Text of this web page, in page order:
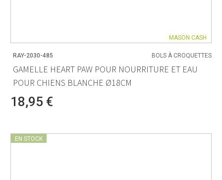
MASON CASH
RAY-2030-485 BOLS À CROQUETTES
GAMELLE HEART PAW POUR NOURRITURE ET EAU
POUR CHIENS BLANCHE Ø18CM
18,95 €
EN STOCK